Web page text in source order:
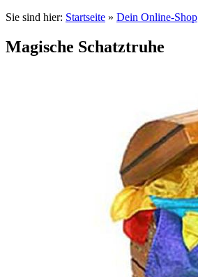
Sie sind hier: Startseite » Dein Online-Shop
Magische Schatztruhe